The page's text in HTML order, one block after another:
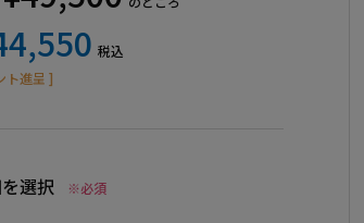
税込
ト進呈 ]
選択 ※必須